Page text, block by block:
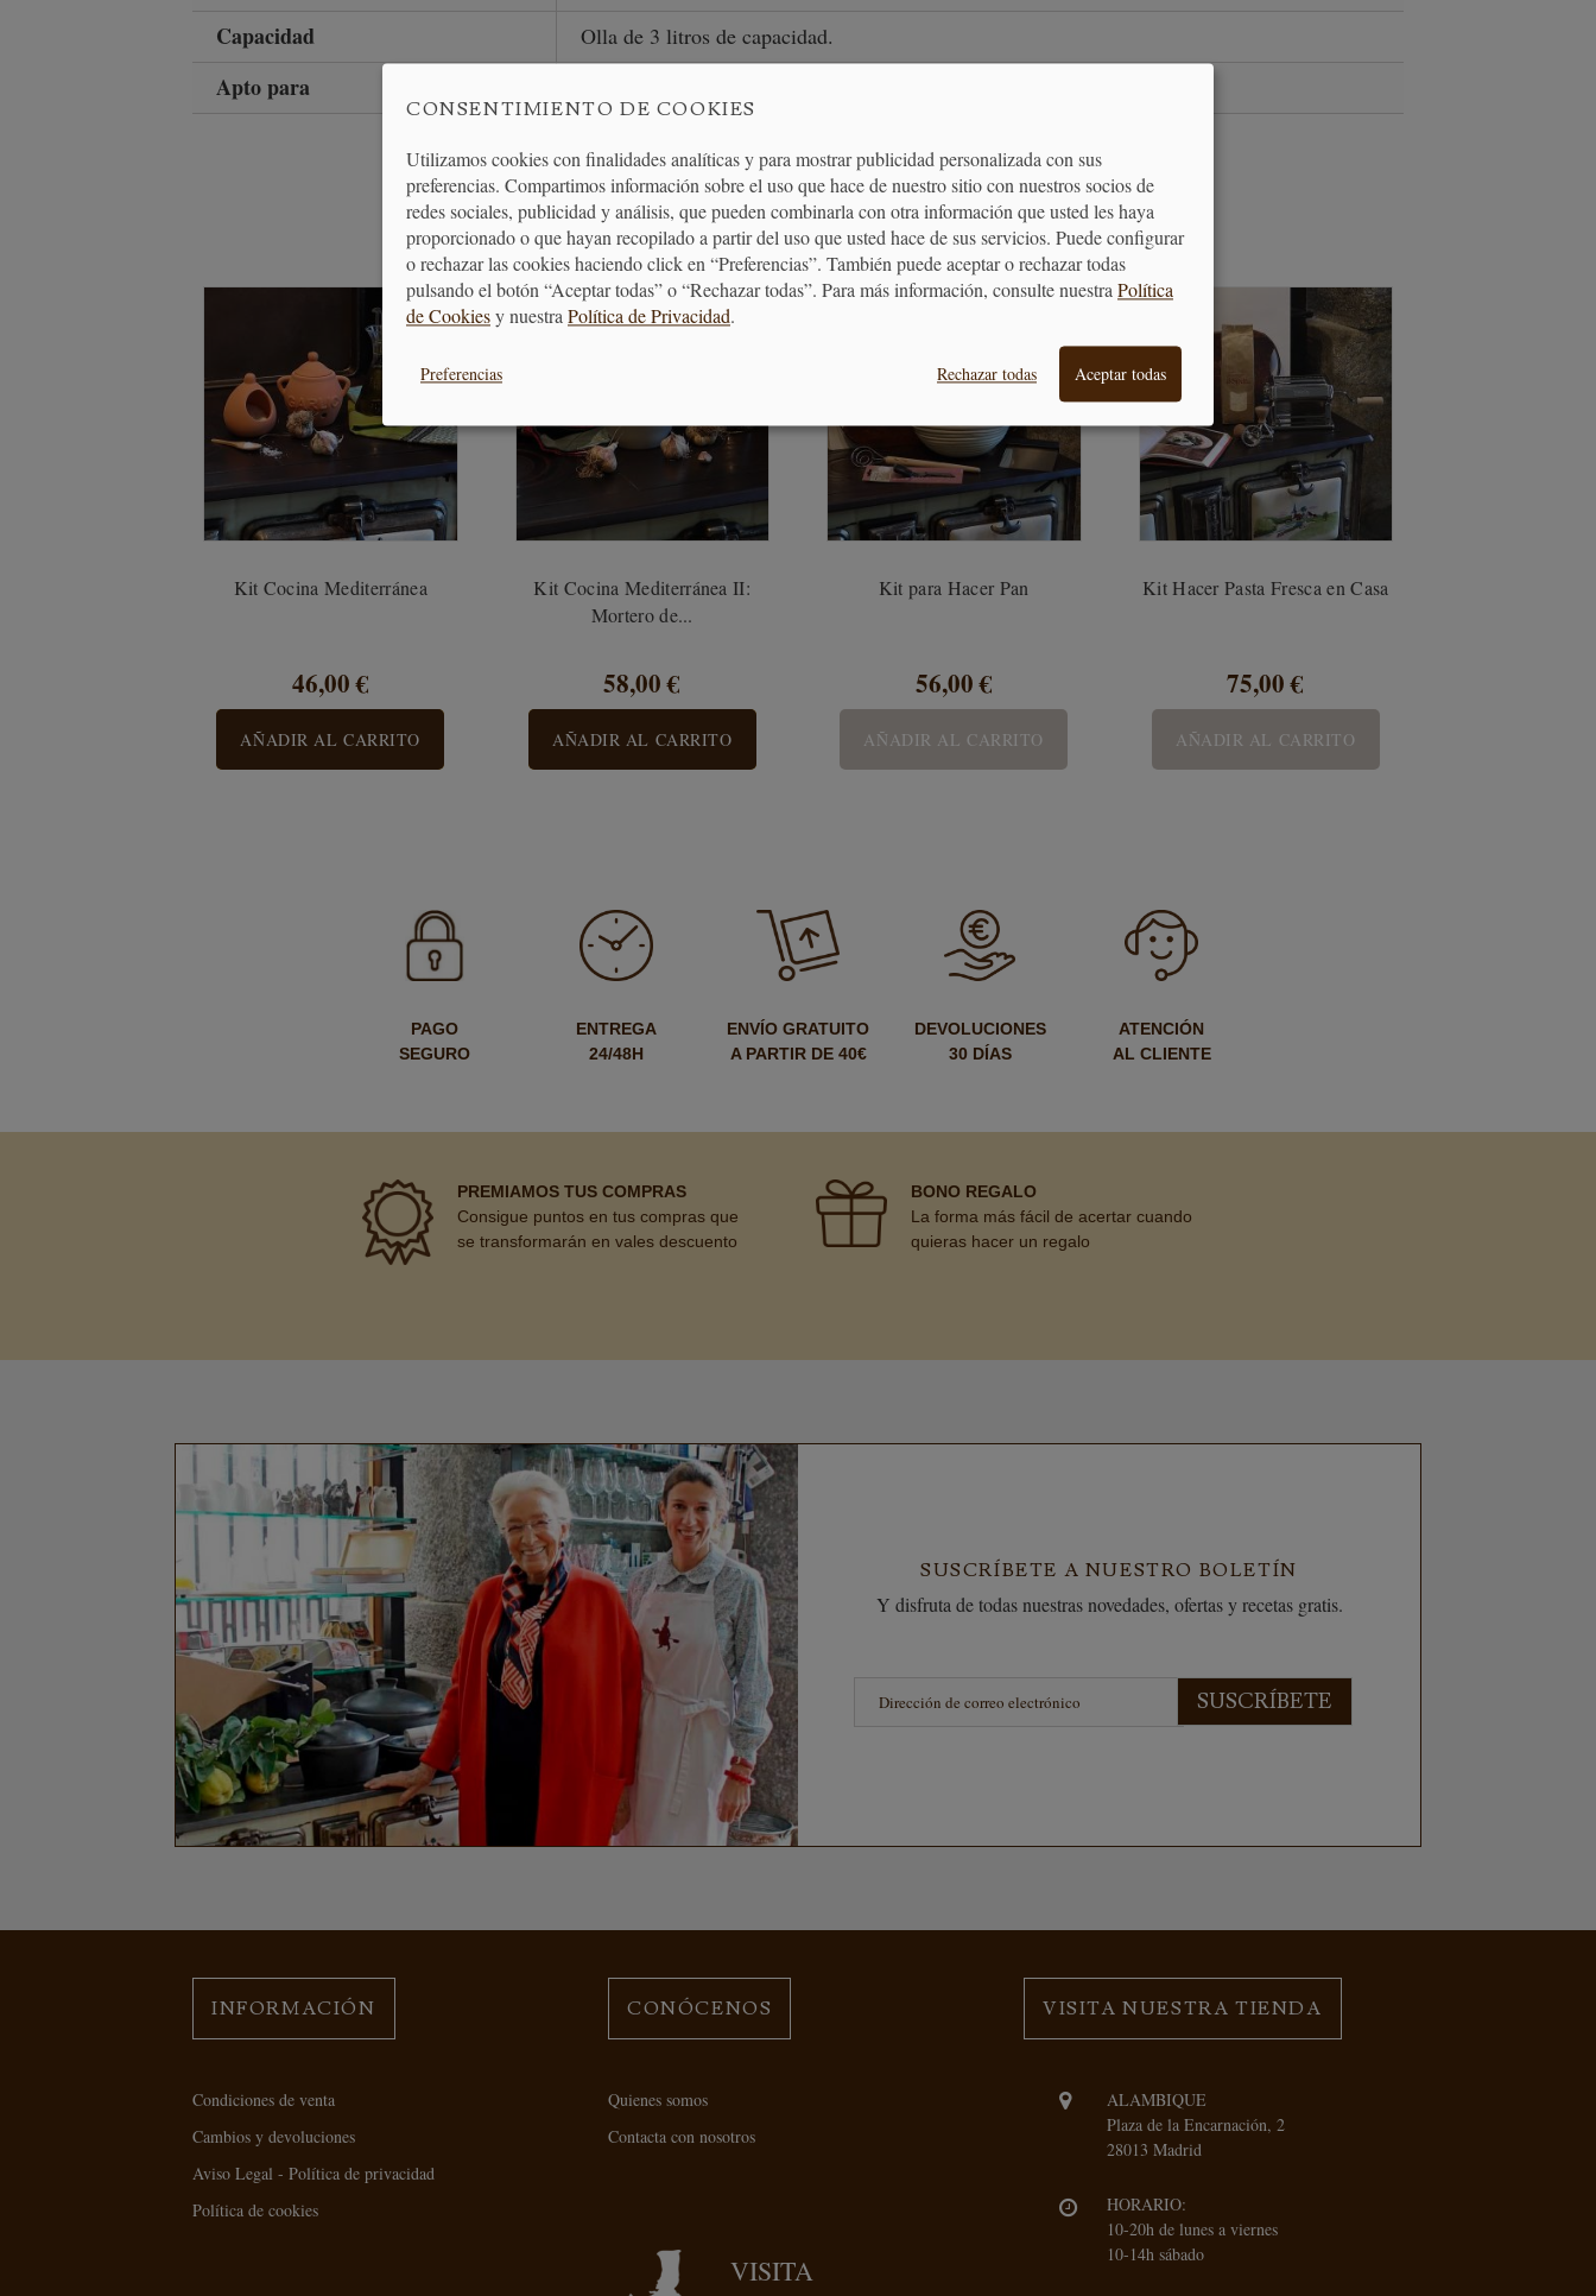
Capacidad Olla de 3 litros de capacidad.
Apto para
PRODUCTOS RELACIONADOS
Kit Cocina Mediterránea
46,00 €
AÑADIR AL CARRITO
Kit Cocina Mediterránea II:
Mortero de...
58,00 €
AÑADIR AL CARRITO
Kit para Hacer Pan
56,00 €
AÑADIR AL CARRITO
Kit Hacer Pasta Fresca en Casa
75,00 €
AÑADIR AL CARRITO
PAGO
SEGURO
ENTREGA
24/48H
ENVÍO GRATUITO
A PARTIR DE 40€
DEVOLUCIONES
30 DÍAS
ATENCIÓN
AL CLIENTE
PREMIAMOS TUS COMPRAS
Consigue puntos en tus compras que
se transformarán en vales descuento
BONO REGALO
La forma más fácil de acertar cuando
quieras hacer un regalo
SUSCRÍBETE A NUESTRO BOLETÍN
Y disfruta de todas nuestras novedades, ofertas y recetas gratis.
SUSCRÍBETE
INFORMACIÓN
Condiciones de venta
Cambios y devoluciones
Aviso Legal - Política de privacidad
Política de cookies
CONÓCENOS
Quienes somos
Contacta con nosotros
VISITA
VISITA NUESTRA TIENDA
ALAMBIQUE
Plaza de la Encarnación, 2
28013 Madrid
HORARIO:
10-20h de lunes a viernes
10-14h sábado
CONSENTIMIENTO DE COOKIES
Utilizamos cookies con finalidades analíticas y para mostrar publicidad personalizada con sus
preferencias. Compartimos información sobre el uso que hace de nuestro sitio con nuestros socios de
redes sociales, publicidad y análisis, que pueden combinarla con otra información que usted les haya
proporcionado o que hayan recopilado a partir del uso que usted hace de sus servicios. Puede configurar
o rechazar las cookies haciendo click en “Preferencias”. También puede aceptar o rechazar todas
pulsando el botón “Aceptar todas” o “Rechazar todas”. Para más información, consulte nuestra Política
de Cookiesy nuestra Política de Privacidad.
Preferencias Rechazar todas Aceptar todas